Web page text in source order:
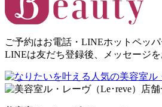
ご予約はお電話・LINEホットペッ
LINEは友だち登録後、メッセージを